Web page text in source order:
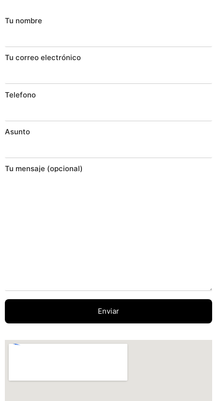
Tu nombre
Tu correo electrónico
Telefono
Asunto
Tu mensaje (opcional)